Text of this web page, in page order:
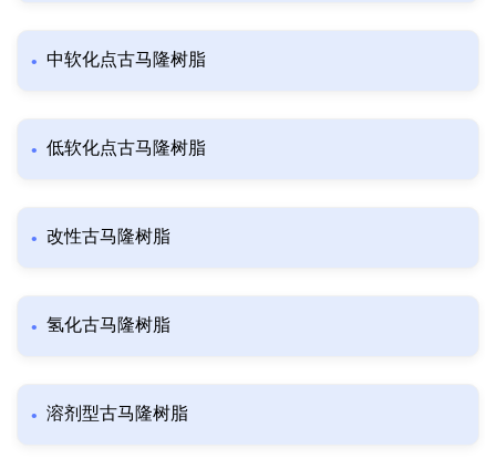
中软化点古马隆树脂
低软化点古马隆树脂
改性古马隆树脂
氢化古马隆树脂
溶剂型古马隆树脂